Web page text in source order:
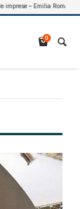
– Emilia Romagna
0